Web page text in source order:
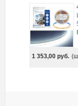
1 353,00 руб.